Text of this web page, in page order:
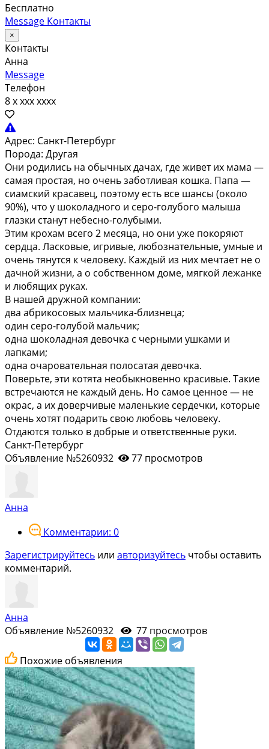
Бесплатно
Message Контакты
×
Контакты
Анна
Message
Телефон
8 x xxx xxxx
Адрес: Санкт-Петербург
Порода: Другая
Они родились на обычных дачах, где живет их мама —
самая простая, но очень заботливая кошка. Папа —
сиамский красавец, поэтому есть все шансы (около
90%), что у шоколадного и серо-голубого малыша
глазки станут небесно-голубыми.
Этим крохам всего 2 месяца, но они уже покоряют
сердца. Ласковые, игривые, любознательные, умные и
очень тянутся к человеку. Каждый из них мечтает не о
дачной жизни, а о собственном доме, мягкой лежанке
и любящих руках.
В нашей дружной компании:
два абрикосовых мальчика-близнеца;
один серо-голубой мальчик;
одна шоколадная девочка с черными ушками и
лапками;
одна очаровательная полосатая девочка.
Поверьте, эти котята необыкновенно красивые. Такие
встречаются не каждый день. Но самое ценное — не
окрас, а их доверчивые маленькие сердечки, которые
очень хотят подарить свою любовь человеку.
Отдаются только в добрые и ответственные руки.
Санкт-Петербург
Объявление №5260932
77 просмотров
Анна
Комментарии: 0
Зарегистрируйтесь или авторизуйтесь чтобы оставить
комментарий.
Анна
Объявление №5260932
77 просмотров
Похожие объявления